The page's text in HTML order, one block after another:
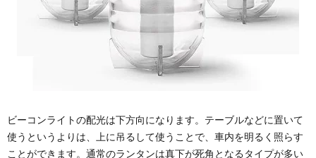
その
ビーコンライトの配光は下方向になります。テーブルなどに置いて
使うというよりは、上に吊るして使うことで、車内を明るく照らす
ことができます。通常のランタンは真下が死角となるタイプが多い